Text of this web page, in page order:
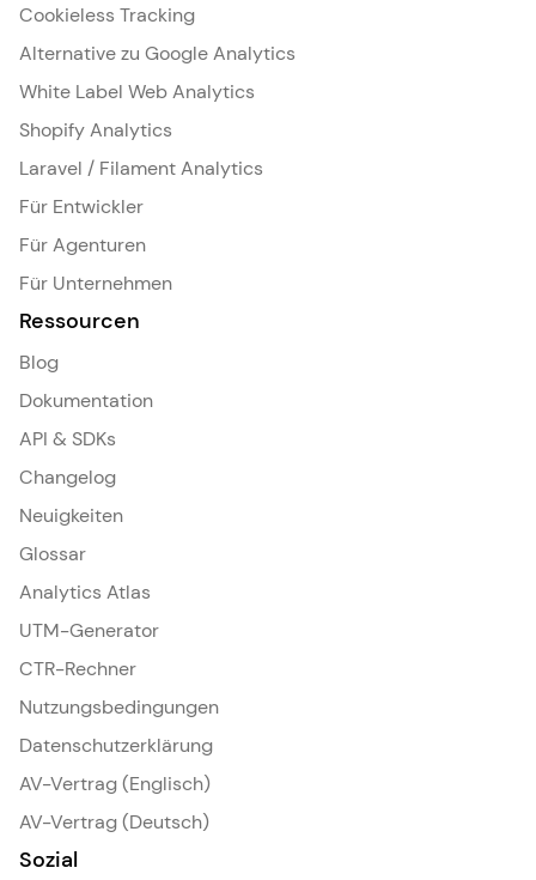
Cookieless Tracking
Alternative zu Google Analytics
White Label Web Analytics
Shopify Analytics
Laravel / Filament Analytics
Für Entwickler
Für Agenturen
Für Unternehmen
Ressourcen
Blog
Dokumentation
API & SDKs
Changelog
Neuigkeiten
Glossar
Analytics Atlas
UTM-Generator
CTR-Rechner
Nutzungsbedingungen
Datenschutzerklärung
AV-Vertrag (Englisch)
AV-Vertrag (Deutsch)
Sozial